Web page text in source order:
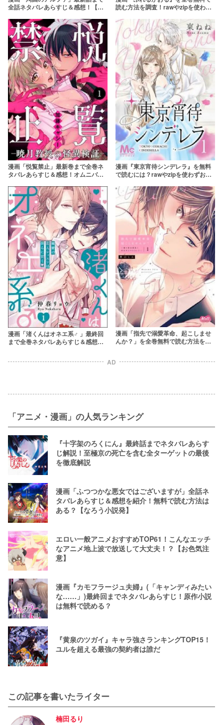
全話ネタバレあらすじ＆感想！【フ
読む方法を調査！rawやzipを使わず
【SHIHO】
漫画「悦覧禁止」最新巻まで全巻ネ
タバレあらすじ＆感想！オムニバス
漫画『東京宵待シンデレラ』を無料
で読むには？rawやzipを使わずお得
漫画「渚くんはオネエ系♂ 」最終回
まで全巻ネタバレあらすじ＆感想！
漫画「指先で溺愛革命、起こしませ
んか？」を全巻無料で読む方法を調
AD
「アニメ・漫画」の人気ランキング
『十字架のろくにん』最終話までネタバレあらす
じ解説！至極京の死亡を含む全ターゲットの最後
を徹底解説
漫画「ふつつかな悪女ではございますが」全話ネ
タバレあらすじ＆感想を紹介！無料で読む方法は
ある？【なろう小説発】
エロい一般アニメおすすめTOP61！こんなエッチ
なアニメ地上波で放送して大丈夫！？【お色気注
意】
漫画『カモフラージュ夫婦』(「キャンディみたい
な……」)最終回までネタバレあらすじ！原作小説
は無料で読める？
『黄泉のツガイ』キャラ強さランキングTOP15！
ユルを超える最強の契約者は誰だ
この記事を書いたライター
楠田るり